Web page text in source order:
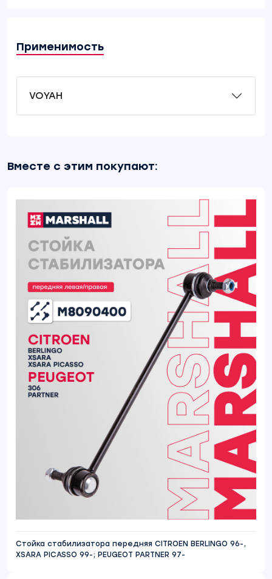
Применимость
VOYAH
Вместе с этим покупают:
Стойка стабилизатора передняя CITROEN BERLINGO 96-,
XSARA PICASSO 99-; PEUGEOT PARTNER 97-